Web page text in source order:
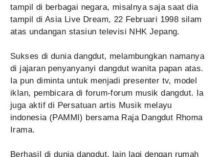
tampil di berbagai negara, misalnya saja saat dia
tampil di Asia Live Dream, 22 Februari 1998 silam
atas undangan stasiun televisi NHK Jepang.
Sukses di dunia dangdut, melambungkan namanya
di jajaran penyanyanyi dangdut wanita papan atas.
Ia pun diminta untuk menjadi presenter tv, model
iklan, pembicara di forum-forum musik dangdut. Ia
juga aktif di Persatuan artis Musik melayu
indonesia (PAMMI) bersama Raja Dangdut Rhoma
Irama.
Berhasil di dunia dangdut, lain lagi dengan rumah